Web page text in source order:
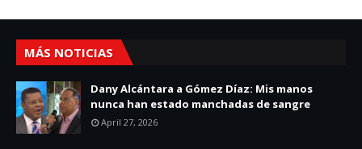
MÁS NOTICIAS
Dany Alcántara a Gómez Díaz: Mis manos
nunca han estado manchadas de sangre
April 27, 2026